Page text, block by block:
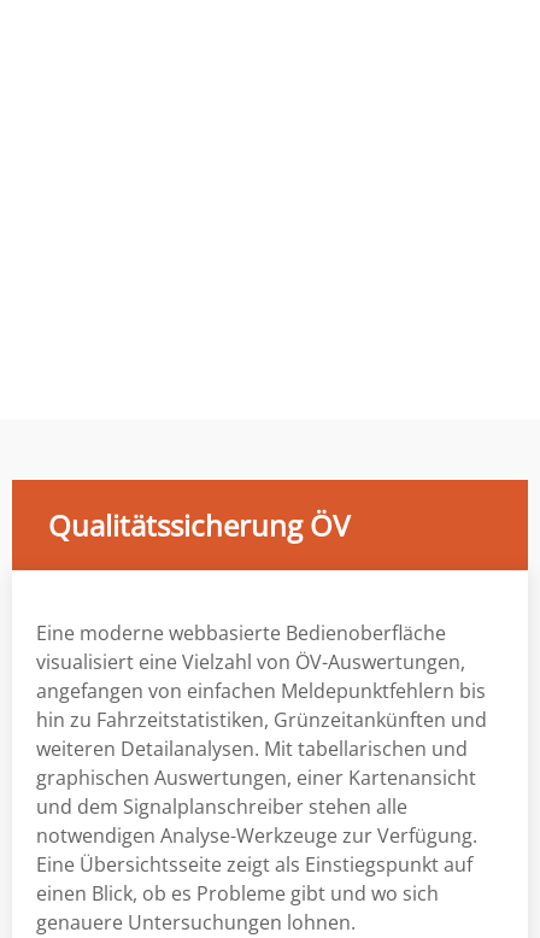
Qualitätssicherung ÖV
Eine moderne webbasierte Bedienoberfläche
visualisiert eine Vielzahl von ÖV-Auswertungen,
angefangen von einfachen Meldepunktfehlern bis
hin zu Fahrzeitstatistiken, Grünzeitankünften und
weiteren Detailanalysen. Mit tabellarischen und
graphischen Auswertungen, einer Kartenansicht
und dem Signalplanschreiber stehen alle
notwendigen Analyse-Werkzeuge zur Verfügung.
Eine Übersichtsseite zeigt als Einstiegspunkt auf
einen Blick, ob es Probleme gibt und wo sich
genauere Untersuchungen lohnen.